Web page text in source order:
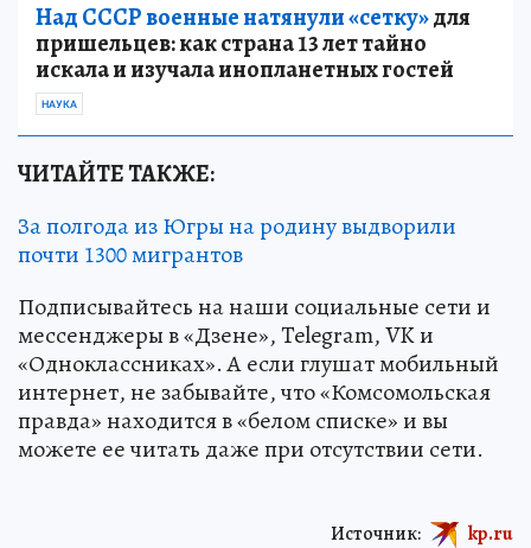
Над СССР военные натянули «сетку»для
пришельцев: как страна 13 лет тайно
искала и изучала инопланетных гостей
НАУКА
ЧИТАЙТЕ ТАКЖЕ:
За полгода из Югры на родину выдворили
почти 1300 мигрантов
Подписывайтесь на наши социальные сети и
мессенджеры в «Дзене», Telegram, VK и
«Одноклассниках». А если глушат мобильный
интернет, не забывайте, что «Комсомольская
правда» находится в «белом списке» и вы
можете ее читать даже при отсутствии сети.
Источник: kp.ru